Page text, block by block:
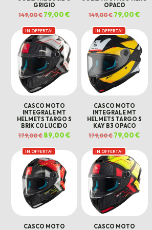
GRIGIO
149,00€Il
prezzo
era:
149,00 €.
79,00€
prezzo
79,00 €.
OPACO
149,00€Il
prezzo
era:
149,00 €.
79,00€
è:
IN OFFERTA!
CASCO MOTO
INTEGRALE MT
HELMETS TARGO S
BRIK C0 LUCIDO
179,00€ Il
prezzo
era:
179,00 €.
89,00€Il
prezzo
89,00 €.
IN OFFERTA!
CASCO MOTO
INTEGRALE MT
HELMETS TARGO S
KAY B3 OPACO
179,00€Il
prezzo
era:
179,00 €.
79,00€
è:
IN OFFERTA!
CASCO MOTO
IN OFFERTA!
CASCO MOTO